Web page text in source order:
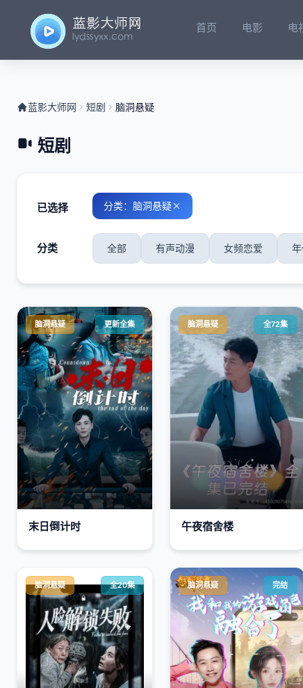
首页 电影 电
蓝影大师网 短剧 脑洞悬疑
短剧
已选择 分类：脑洞悬疑
分类 全部 有声动漫 女频恋爱
脑洞悬疑 更新全集
末日倒计时
脑洞悬疑 全72集
午夜宿舍楼
脑洞悬疑 全20集 脑洞悬疑 完结